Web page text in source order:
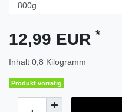
12,99 EUR *
Inhalt 0,8 Kilogramm
Produkt vorrätig